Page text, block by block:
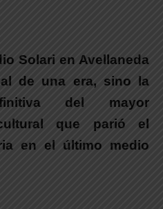
Solari en Avellaneda
de una era, sino la
del mayor
que parió el
en el último medio